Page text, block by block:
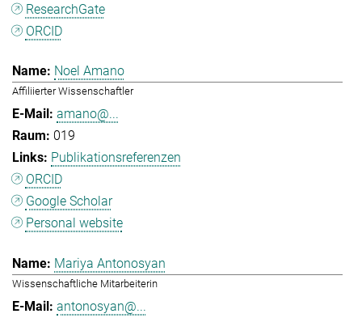
ResearchGate
ORCID
Noel Amano
Affiliierter Wissenschaftler
amano@...
019
Publikationsreferenzen
ORCID
Google Scholar
Personal website
Mariya Antonosyan
Wissenschaftliche Mitarbeiterin
antonosyan@...